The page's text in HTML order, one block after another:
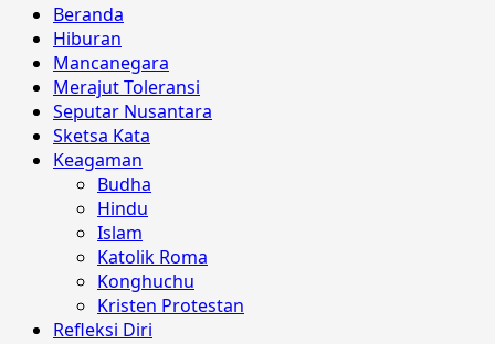
Beranda
Hiburan
Mancanegara
Merajut Toleransi
Seputar Nusantara
Sketsa Kata
Keagaman
Budha
Hindu
Islam
Katolik Roma
Konghuchu
Kristen Protestan
Refleksi Diri